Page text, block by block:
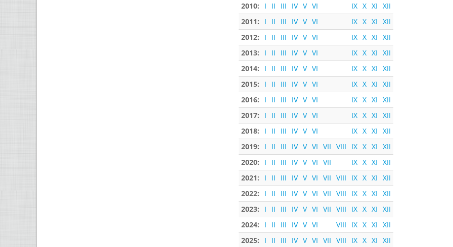
2010:
I II III IV V VI IX X XI XII
2011:
I II III IV V VI IX X XI XII
2012:
I II III IV V VI IX X XI XII
2013:
I II III IV V VI IX X XI XII
2014:
I II III IV V VI IX X XI XII
2015:
I II III IV V VI IX X XI XII
2016:
I II III IV V VI IX X XI XII
2017:
I II III IV V VI IX X XI XII
2018:
I II III IV V VI IX X XI XII
2019:
I II III IV V VI VII VIII IX X XI XII
2020:
I II III IV V VI VII IX X XI XII
2021:
I II III IV V VI VII VIII IX X XI XII
2022:
I II III IV V VI VII VIII IX X XI XII
2023:
I II III IV V VI VII VIII IX X XI XII
2024:
I II III IV V VI VIII IX X XI XII
2025:
I II III IV V VI VII VIII IX X XI XII